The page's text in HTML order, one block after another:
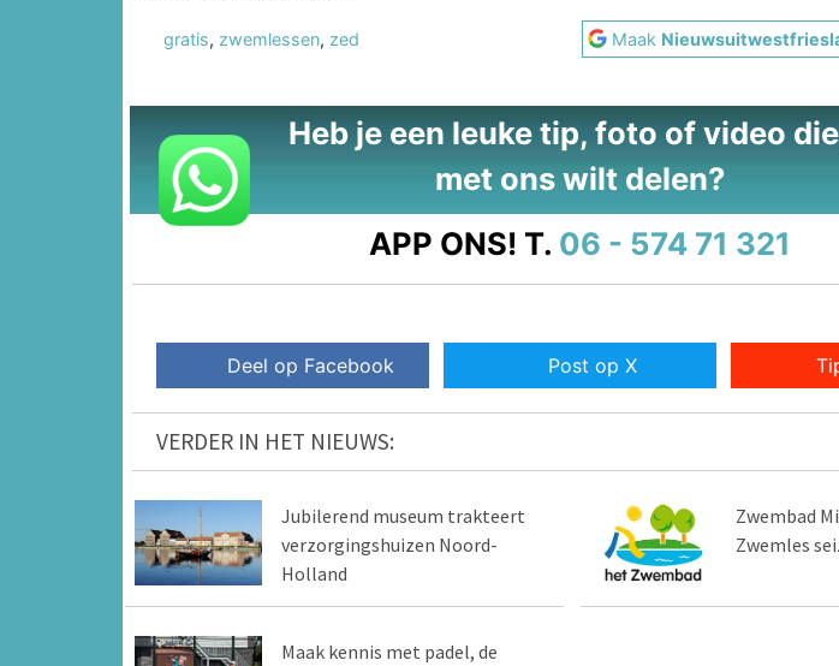
gratis, zwemlessen, zed Maak
Heb je een leuke tip, foto of video
met ons wilt delen?
APP ONS! T. 06 - 574 71 321
Deel op Facebook Post op X
VERDER IN HET NIEUWS:
Jubilerend museum trakteert
verzorgingshuizen Noord-
Holland
Zwembad
Zwemles
Maak kennis met padel, de